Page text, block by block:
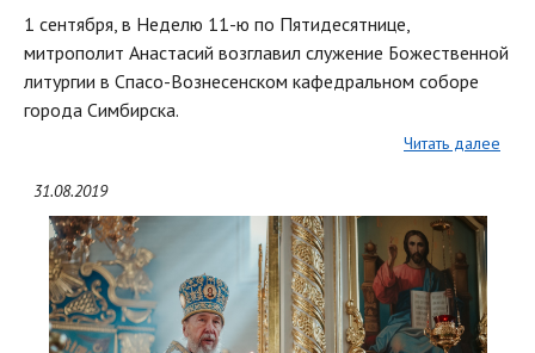
1 сентября, в Неделю 11-ю по Пятидесятнице,
митрополит Анастасий возглавил служение Божественной
литургии в Спасо-Вознесенском кафедральном соборе
города Симбирска.
Читать далее
31.08.2019